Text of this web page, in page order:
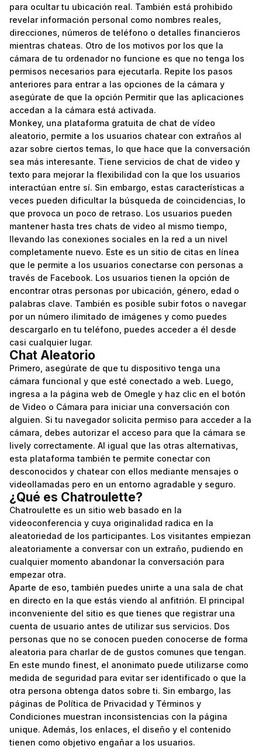
para ocultar tu ubicación real. También está prohibido
revelar información personal como nombres reales,
direcciones, números de teléfono o detalles financieros
mientras chateas. Otro de los motivos por los que la
cámara de tu ordenador no funcione es que no tenga los
permisos necesarios para ejecutarla. Repite los pasos
anteriores para entrar a las opciones de la cámara y
asegúrate de que la opción Permitir que las aplicaciones
accedan a la cámara está activada.
Monkey, una plataforma gratuita de chat de vídeo
aleatorio, permite a los usuarios chatear con extraños al
azar sobre ciertos temas, lo que hace que la conversación
sea más interesante. Tiene servicios de chat de video y
texto para mejorar la flexibilidad con la que los usuarios
interactúan entre sí. Sin embargo, estas características a
veces pueden dificultar la búsqueda de coincidencias, lo
que provoca un poco de retraso. Los usuarios pueden
mantener hasta tres chats de video al mismo tiempo,
llevando las conexiones sociales en la red a un nivel
completamente nuevo. Este es un sitio de citas en línea
que le permite a los usuarios conectarse con personas a
través de Facebook. Los usuarios tienen la opción de
encontrar otras personas por ubicación, género, edad o
palabras clave. También es posible subir fotos o navegar
por un número ilimitado de imágenes y como puedes
descargarlo en tu teléfono, puedes acceder a él desde
casi cualquier lugar.
Chat Aleatorio
Primero, asegúrate de que tu dispositivo tenga una
cámara funcional y que esté conectado a web. Luego,
ingresa a la página web de Omegle y haz clic en el botón
de Video o Cámara para iniciar una conversación con
alguien. Si tu navegador solicita permiso para acceder a la
cámara, debes autorizar el acceso para que la cámara se
lively correctamente. Al igual que las otras alternativas,
esta plataforma también te permite conectar con
desconocidos y chatear con ellos mediante mensajes o
videollamadas pero en un entorno agradable y seguro.
¿Qué es Chatroulette?
Chatroulette es un sitio web basado en la
videoconferencia y cuya originalidad radica en la
aleatoriedad de los participantes. Los visitantes empiezan
aleatoriamente a conversar con un extraño, pudiendo en
cualquier momento abandonar la conversación para
empezar otra.
Aparte de eso, también puedes unirte a una sala de chat
en directo en la que estás viendo al anfitrión. El principal
inconveniente del sitio es que tienes que registrar una
cuenta de usuario antes de utilizar sus servicios. Dos
personas que no se conocen pueden conocerse de forma
aleatoria para charlar de de gustos comunes que tengan.
En este mundo finest, el anonimato puede utilizarse como
medida de seguridad para evitar ser identificado o que la
otra persona obtenga datos sobre ti. Sin embargo, las
páginas de Política de Privacidad y Términos y
Condiciones muestran inconsistencias con la página
unique. Además, los enlaces, el diseño y el contenido
tienen como objetivo engañar a los usuarios.